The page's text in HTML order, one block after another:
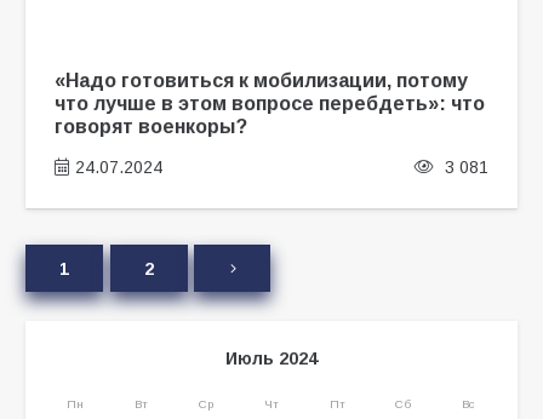
«Надо готовиться к мобилизации, потому
что лучше в этом вопросе перебдеть»: что
говорят военкоры?
24.07.2024 3 081
1 2
Июль 2024
Пн Вт Ср Чт Пт Сб Вс